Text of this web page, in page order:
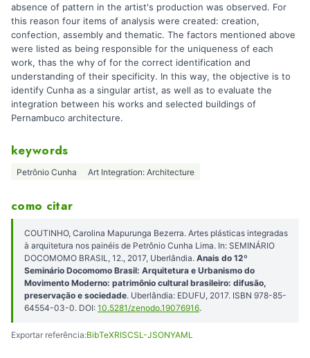
absence of pattern in the artist's production was observed. For
this reason four items of analysis were created: creation,
confection, assembly and thematic. The factors mentioned above
were listed as being responsible for the uniqueness of each
work, thas the why of for the correct identification and
understanding of their specificity. In this way, the objective is to
identify Cunha as a singular artist, as well as to evaluate the
integration between his works and selected buildings of
Pernambuco architecture.
keywords
Petrônio Cunha Art Integration: Architecture
como citar
COUTINHO, Carolina Mapurunga Bezerra. Artes plásticas integradas
à arquitetura nos painéis de Petrônio Cunha Lima. In: SEMINÁRIO
DOCOMOMO BRASIL, 12., 2017, Uberlândia. Anais do 12º
Seminário Docomomo Brasil: Arquitetura e Urbanismo do
Movimento Moderno: patrimônio cultural brasileiro: difusão,
preservação e sociedade. Uberlândia: EDUFU, 2017. ISBN 978-85-
64554-03-0. DOI: 10.5281/zenodo.19076916.
Exportar referência:BibTeXRISCSL-JSONYAML